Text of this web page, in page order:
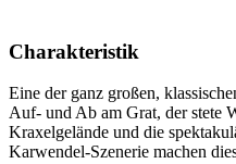
Charakteristik
Eine der ganz großen,
Auf- und Ab am Grat, der stete
Kraxelgelände und die
Karwendel-Szenerie machen